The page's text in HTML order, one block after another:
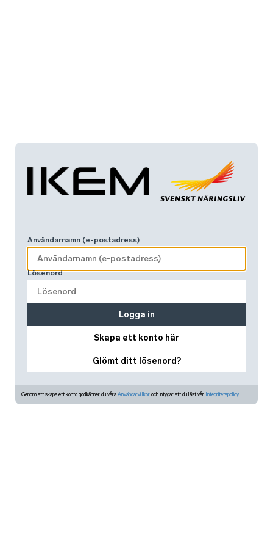
Användarnamn (e-postadress)
Lösenord
Skapa ett konto här
Glömt ditt lösenord?
Logga in
Genom att skapa ett konto godkänner du våra Användarvillkor och intygar att du läst vår Integritetspolicy.